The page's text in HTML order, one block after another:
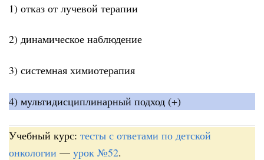
1) отказ от лучевой терапии
2) динамическое наблюдение
3) системная химиотерапия
4) мультидисциплинарный подход (+)
Учебный курс: тесты с ответами по детской
онкологии — урок №52.